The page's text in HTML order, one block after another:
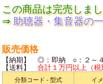
この商品は完売しま
⇒ 助聴器・集音器の
販売価格
【納期】 ◎：即納 ○：２
【送料】合計１万円以上（
分類コード - 型式 イ